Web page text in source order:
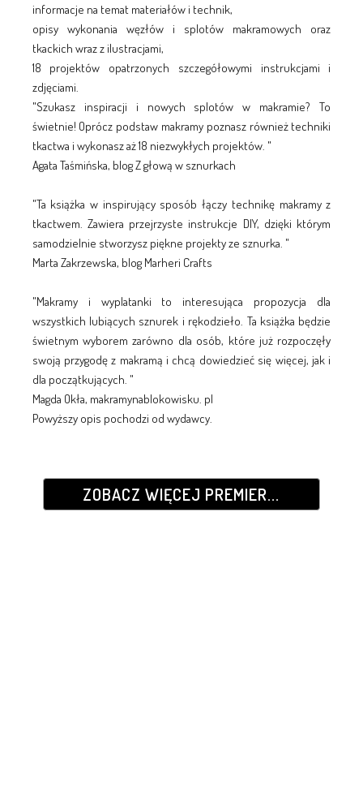
informacje na temat materiałów i technik,
opisy wykonania węzłów i splotów makramowych oraz
tkackich wraz z ilustracjami,
18 projektów opatrzonych szczegółowymi instrukcjami i
zdjęciami.
"Szukasz inspiracji i nowych splotów w makramie? To
świetnie! Oprócz podstaw makramy poznasz również techniki
tkactwa i wykonasz aż 18 niezwykłych projektów. "
Agata Taśmińska, blog Z głową w sznurkach
"Ta książka w inspirujący sposób łączy technikę makramy z
tkactwem. Zawiera przejrzyste instrukcje DIY, dzięki którym
samodzielnie stworzysz piękne projekty ze sznurka. "
Marta Zakrzewska, blog Marheri Crafts
"Makramy i wyplatanki to interesująca propozycja dla
wszystkich lubiących sznurek i rękodzieło. Ta książka będzie
świetnym wyborem zarówno dla osób, które już rozpoczęły
swoją przygodę z makramą i chcą dowiedzieć się więcej, jak i
dla początkujących. "
Magda Okła, makramynablokowisku. pl
Powyższy opis pochodzi od wydawcy.
ZOBACZ WIĘCEJ PREMIER...